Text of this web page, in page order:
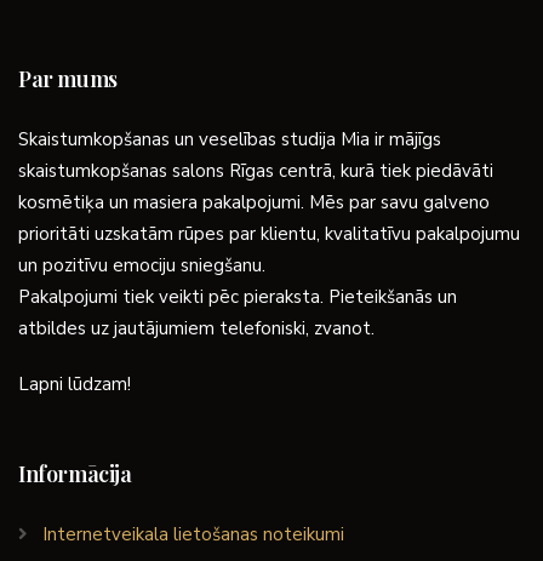
Par mums
Skaistumkopšanas un veselības studija Mia ir mājīgs
skaistumkopšanas salons Rīgas centrā, kurā tiek piedāvāti
kosmētiķa un masiera pakalpojumi. Mēs par savu galveno
prioritāti uzskatām rūpes par klientu, kvalitatīvu pakalpojumu
un pozitīvu emociju sniegšanu.
Pakalpojumi tiek veikti pēc pieraksta. Pieteikšanās un
atbildes uz jautājumiem telefoniski, zvanot.
Lapni lūdzam!
Informācija
Internetveikala lietošanas noteikumi